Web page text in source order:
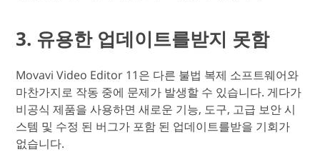
3. 유용한 업데이트를받지 못함
Movavi Video Editor 11은 다른 불법 복제 소프트웨어와
마찬가지로 작동 중에 문제가 발생할 수 있습니다. 게다가
비공식 제품을 사용하면 새로운 기능, 도구, 고급 보안 시
스템 및 수정 된 버그가 포함 된 업데이트를받을 기회가
없습니다.